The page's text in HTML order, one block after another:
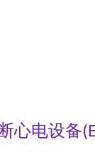
心电设备